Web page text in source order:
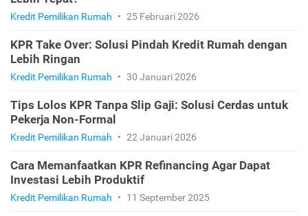
Kredit Pemilikan Rumah • 25 Februari 2026
KPR Take Over: Solusi Pindah Kredit Rumah dengan
Lebih Ringan
Kredit Pemilikan Rumah • 30 Januari 2026
Tips Lolos KPR Tanpa Slip Gaji: Solusi Cerdas untuk
Pekerja Non-Formal
Kredit Pemilikan Rumah • 22 Januari 2026
Cara Memanfaatkan KPR Refinancing Agar Dapat
Investasi Lebih Produktif
Kredit Pemilikan Rumah • 11 September 2025